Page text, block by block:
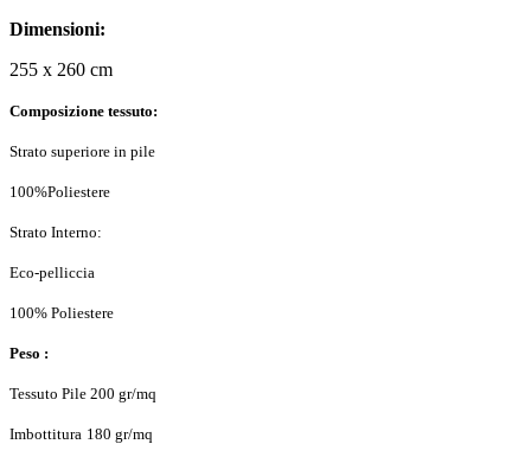
Dimensioni:
255 x 260 cm
Composizione tessuto:
Strato superiore in pile
100%Poliestere
Strato Interno:
Eco-pelliccia
100% Poliestere
Peso :
Tessuto Pile 200 gr/mq
Imbottitura 180 gr/mq